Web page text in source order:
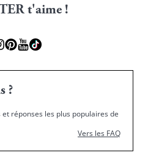
t'aime !
?
réponses les plus populaires de
Vers les FAQ